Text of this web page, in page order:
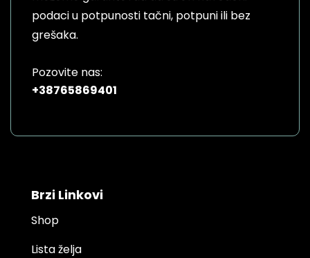
podaci u potpunosti tačni, potpuni ili bez
grešaka.
Pozovite nas:
+38765869401
Brzi Linkovi
Shop
Lista želja